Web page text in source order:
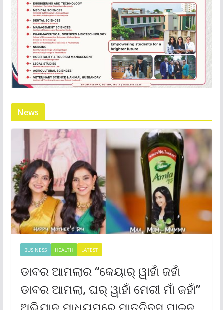
News
BUSINESS HEALTH LATEST
ଡାବର ଆମଲାର “କେୟାର୍ ୱାହାଁ ଜହାଁ
ଡାବର ଆମଲା, ଘର୍ ୱାହାଁ ମେରୀ ମାଁ ଜହାଁ”
ଅଭିଯାନ ମାଧ୍ୟମରେ ମାତୃଦିବସ ପାଳନ